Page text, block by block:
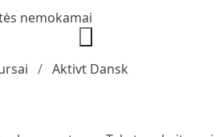
nemokamai
Aktivt Dansk